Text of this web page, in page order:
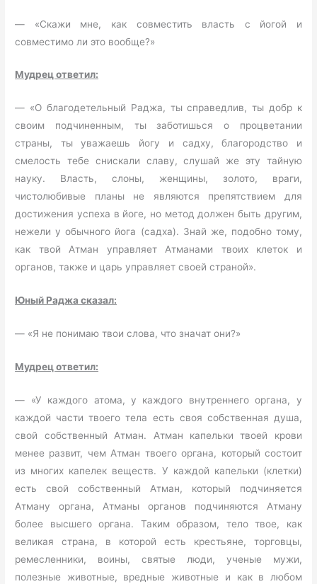
— «Скажи мне, как совместить власть с йогой и
совместимо ли это вообще?»
Мудрец ответил:
— «О благодетельный Раджа, ты справедлив, ты добр к
своим подчиненным, ты заботишься о процветании
страны, ты уважаешь йогу и садху, благородство и
смелость тебе снискали славу, слушай же эту тайную
науку. Власть, слоны, женщины, золото, враги,
чистолюбивые планы не являются препятствием для
достижения успеха в йоге, но метод должен быть другим,
нежели у обычного йога (садха). Знай же, подобно тому,
как твой Атман управляет Атманами твоих клеток и
органов, также и царь управляет своей страной».
Юный Раджа сказал:
— «Я не понимаю твои слова, что значат они?»
Мудрец ответил:
— «У каждого атома, у каждого внутреннего органа, у
каждой части твоего тела есть своя собственная душа,
свой собственный Атман. Атман капельки твоей крови
менее развит, чем Атман твоего органа, который состоит
из многих капелек веществ. У каждой капельки (клетки)
есть свой собственный Атман, который подчиняется
Атману органа, Атманы органов подчиняются Атману
более высшего органа. Таким образом, тело твое, как
великая страна, в которой есть крестьяне, торговцы,
ремесленники, воины, святые люди, ученые мужи,
полезные животные, вредные животные и как в любом